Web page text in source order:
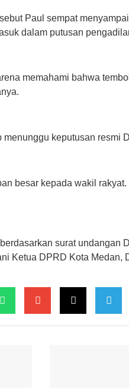
Paul sempat
dalam putusan
memahami bahwa
menunggu keputusan resmi
besar kepada wakil
surat undangan
Ketua DPRD Kota Medan,